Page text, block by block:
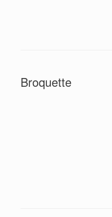
Broquette